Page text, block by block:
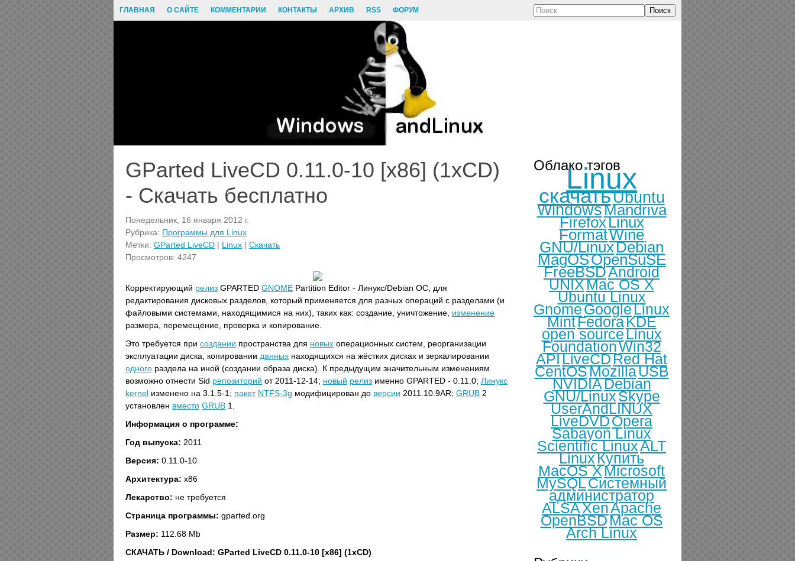
ГЛАВНАЯ О САЙТЕ КОММЕНТАРИИ КОНТАКТЫ АРХИВ RSS ФОРУМ Поиск
GParted LiveCD 0.11.0-10 [x86] (1xCD)
- Скачать бесплатно
Понедельник, 16 января 2012 г.
Рубрика: Программы для Linux
Метки: GParted LiveCD | Linux | Скачать
Просмотров: 4247
Корректирующий релиз GPARTED GNOME Partition Editor - Линукс/Debian ОС, для
редактирования дисковых разделов, который применяется для разных операций с разделами (и
файловыми системами, находящимися на них), таких как: создание, уничтожение, изменение
размера, перемещение, проверка и копирование.
Это требуется при создании пространства для новых операционных систем, реорганизации
эксплуатации диска, копировании данных находящихся на жёстких дисках и зеркалировании
одного раздела на иной (создании образа диска). К предыдущим значительным изменениям
возможно отнести Sid репозиторий от 2011-12-14; новый релиз именно GPARTED - 0.11.0; Линукс
kernel изменено на 3.1.5-1; пакет NTFS-3g модифицирован до версии 2011.10.9AR; GRUB 2
установлен вместо GRUB 1.
Информация о программе:
Год выпуска: 2011
Версия: 0.11.0-10
Архитектура: x86
Лекарство: не требуется
Страница программы: gparted.org
Размер: 112.68 Mb
CКАЧАТЬ / Download: GParted LiveCD 0.11.0-10 [x86] (1xCD)
Облако тэгов
Linux
скачатьUbuntu
WindowsMandriva
FirefoxLinux
FormatWine
GNU/LinuxDebian
MagOSOpenSuSE
FreeBSDAndroid
UNIXMac OS X
Ubuntu Linux
GnomeGoogleLinux
MintFedoraKDE
open sourceLinux
FoundationWin32
APILiveCDRed Hat
CentOSMozillaUSB
NVIDIADebian
GNU/LinuxSkype
UserAndLINUX
LiveDVDOpera
Sabayon Linux
Scientific LinuxALT
LinuxКупить
MacOS XMicrosoft
MySQLСистемный
администратор
ALSAXenApache
OpenBSD Mac OS
Arch Linux